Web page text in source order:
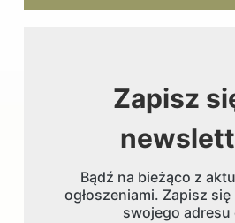
Zapisz
Bądź na bieżąco z
ogłoszeniami. Zapisz
swojego adresu